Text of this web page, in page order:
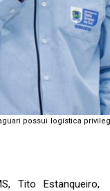
possui logística
Tito Estanqueiro,